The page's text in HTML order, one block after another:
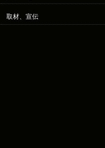
取材、宣伝